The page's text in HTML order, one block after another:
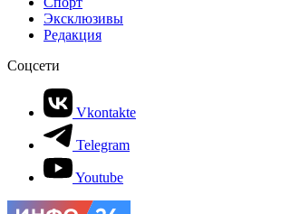
Эксклюзивы
Редакция
Соцсети
Vkontakte
Telegram
Youtube